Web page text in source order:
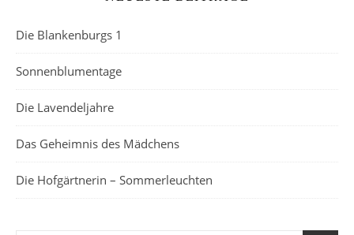
Die Blankenburgs 1
Sonnenblumentage
Die Lavendeljahre
Das Geheimnis des Mädchens
Die Hofgärtnerin – Sommerleuchten